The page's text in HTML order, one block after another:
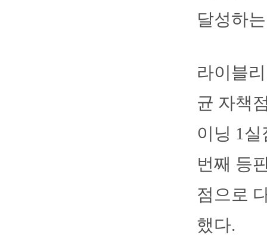
달성하
라이블
균 자책
이닝 1
번째 등
점으로
했다.